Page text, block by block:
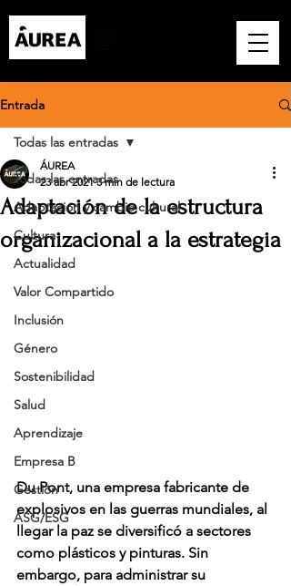
Entrada
Todas las entradas
Adaptación y cambio cultural
Cultura
Actualidad
Valor Compartido
Inclusión
Género
Sostenibilidad
Salud
Aprendizaje
Empresa B
Gestión
ASG/ESG
Todas las entradas
Adaptación de la estructura
organizacional a la estrategia
ÁUREA
23 abr 2021 3 min de lectura
Du Pont, una empresa fabricante de
explosivos en las guerras mundiales, al
llegar la paz se diversificó a sectores
como plásticos y pinturas. Sin
embargo, para administrar su